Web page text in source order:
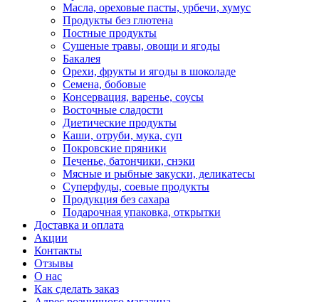
Масла, ореховые пасты, урбечи, хумус
Продукты без глютена
Постные продукты
Сушеные травы, овощи и ягоды
Бакалея
Орехи, фрукты и ягоды в шоколаде
Семена, бобовые
Консервация, варенье, соусы
Восточные сладости
Диетические продукты
Каши, отруби, мука, суп
Покровские пряники
Печенье, батончики, снэки
Мясные и рыбные закуски, деликатесы
Суперфуды, соевые продукты
Продукция без сахара
Подарочная упаковка, открытки
Доставка и оплата
Акции
Контакты
Отзывы
О нас
Как сделать заказ